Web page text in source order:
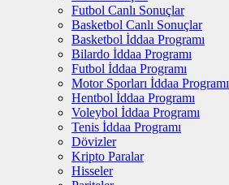
Futbol Canlı Sonuçlar
Basketbol Canlı Sonuçlar
Basketbol İddaa Programı
Bilardo İddaa Programı
Futbol İddaa Programı
Motor Sporları İddaa Programı
Hentbol İddaa Programı
Voleybol İddaa Programı
Tenis İddaa Programı
Dövizler
Kripto Paralar
Hisseler